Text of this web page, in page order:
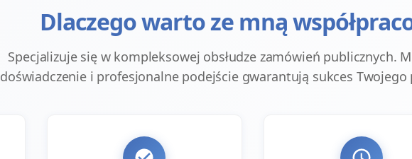
Dlaczego warto ze mną
Specjalizuje się w kompleksowej obsłudze zamówień publicznych.
doświadczenie i profesjonalne podejście gwarantują sukces Twojego